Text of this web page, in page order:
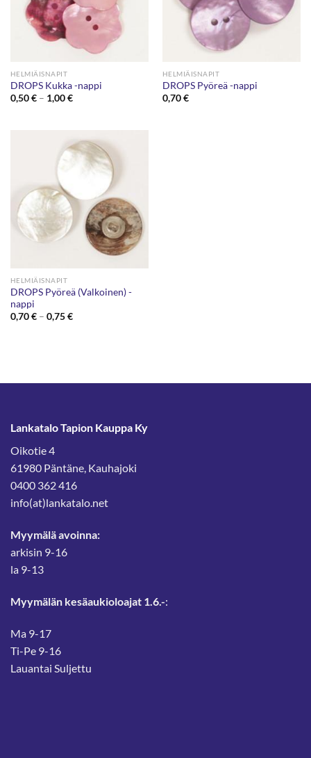
HELMIÄISNAPIT
DROPS Kukka -nappi
0,50€ – 1,00€Hintaluokka:
HELMIÄISNAPIT
DROPS Pyöreä -nappi
0,70€
HELMIÄISNAPIT
DROPS Pyöreä (Valkoinen) -
nappi
0,70€ – 0,75€Hintaluokka:
Lankatalo Tapion Kauppa Ky
Oikotie 4
61980 Päntäne, Kauhajoki
0400 362 416
info(at)lankatalo.net
Myymälä avoinna:
arkisin 9-16
la 9-13
Myymälän kesäaukioloajat 1.6.-:
Ma 9-17
Ti-Pe 9-16
Lauantai Suljettu